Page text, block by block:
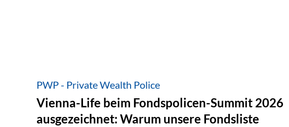
PWP - Private Wealth Police
Vienna-Life beim Fondspolicen-Summit 2026
ausgezeichnet: Warum unsere Fondsliste